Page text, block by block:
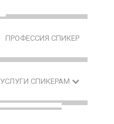
ПРОФЕССИЯ СПИКЕР
УСЛУГИ СПИКЕРАМ